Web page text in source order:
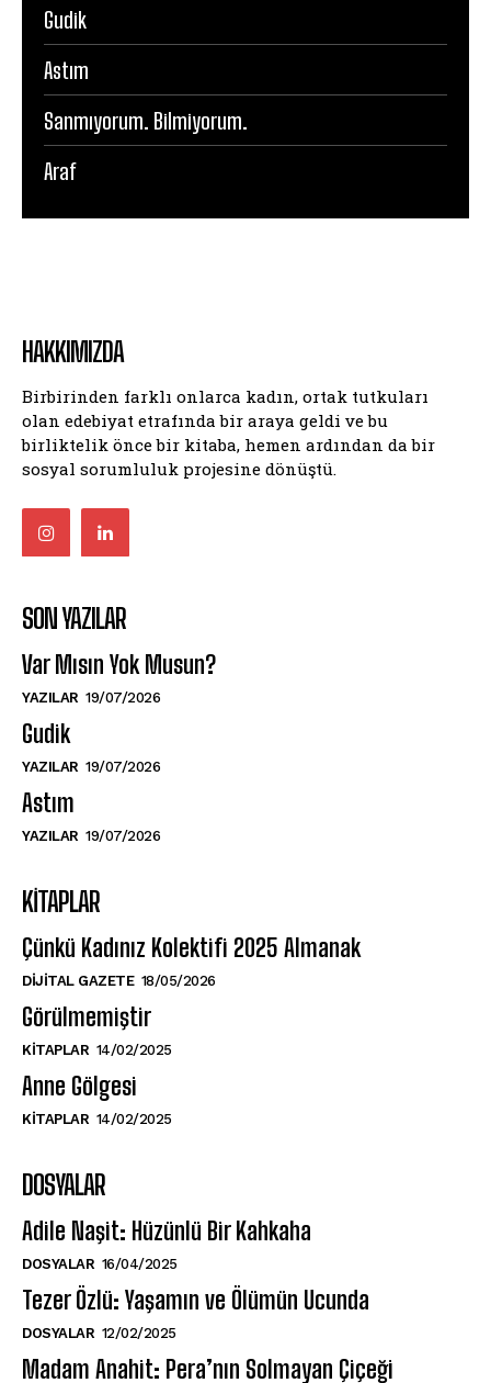
Gudik
Astım
Sanmıyorum. Bilmiyorum.
Araf
HAKKIMIZDA
Birbirinden farklı onlarca kadın, ortak tutkuları
olan edebiyat etrafında bir araya geldi ve bu
birliktelik önce bir kitaba, hemen ardından da bir
sosyal sorumluluk projesine dönüştü.
SON YAZILAR
Var Mısın Yok Musun?
YAZILAR 19/07/2026
Gudik
YAZILAR 19/07/2026
Astım
YAZILAR 19/07/2026
KITAPLAR
Çünkü Kadınız Kolektifi 2025 Almanak
DIJITAL GAZETE 18/05/2026
Görülmemiştir
KITAPLAR 14/02/2025
Anne Gölgesi
KITAPLAR 14/02/2025
DOSYALAR
Adile Naşit: Hüzünlü Bir Kahkaha
DOSYALAR 16/04/2025
Tezer Özlü: Yaşamın ve Ölümün Ucunda
DOSYALAR 12/02/2025
Madam Anahit: Pera’nın Solmayan Çiçeği